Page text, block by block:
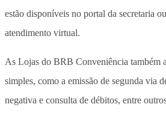
estão disponíveis no portal da secretaria
atendimento virtual.
As Lojas do BRB Conveniência também
simples, como a emissão de segunda via
negativa e consulta de débitos, entre